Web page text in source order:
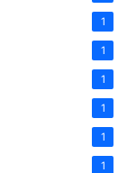
1
1
1
1
1
1